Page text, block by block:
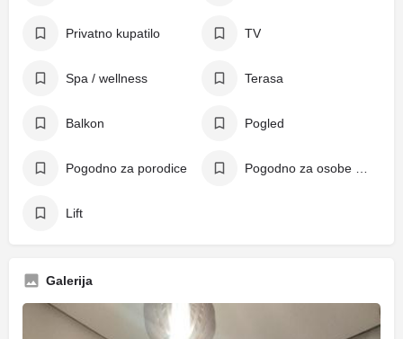
Privatno kupatilo TV
Spa / wellness Terasa
Balkon Pogled
Pogodno za porodice
Lift
Galerija